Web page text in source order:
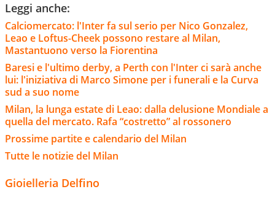
Leggi anche:
Calciomercato: l'Inter fa sul serio per Nico Gonzalez,
Leao e Loftus-Cheek possono restare al Milan,
Mastantuono verso la Fiorentina
Baresi e l'ultimo derby, a Perth con l'Inter ci sarà anche
lui: l'iniziativa di Marco Simone per i funerali e la Curva
sud a suo nome
Milan, la lunga estate di Leao: dalla delusione Mondiale a
quella del mercato. Rafa “costretto” al rossonero
Prossime partite e calendario del Milan
Tutte le notizie del Milan
Gioielleria Delfino